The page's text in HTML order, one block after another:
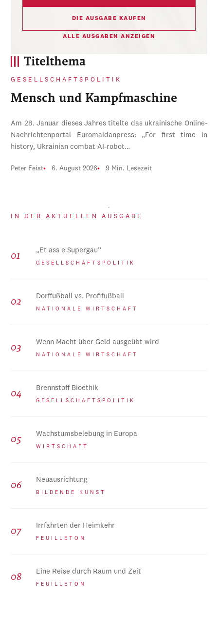
Titelthema
GESELLSCHAFTSPOLITIK
Mensch und Kampfmaschine
Am 28. Januar dieses Jahres titelte das ukrainische Online-
Nachrichtenportal Euromaidanpress: „For first time in
history, Ukrainian combat AI-robot…
Peter Feist 6. August 2026 9 Min. Lesezeit
IN DER AKTUELLEN AUSGABE
„Et ass e Supergau“
GESELLSCHAFTSPOLITIK
Dorffußball vs. Profifußball
NATIONALE WIRTSCHAFT
Wenn Macht über Geld ausgeübt wird
NATIONALE WIRTSCHAFT
Brennstoff Bioethik
GESELLSCHAFTSPOLITIK
Wachstumsbelebung in Europa
WIRTSCHAFT
Neuausrichtung
BILDENDE KUNST
Irrfahrten der Heimkehr
FEUILLETON
Eine Reise durch Raum und Zeit
FEUILLETON
DIE AUSGABE KAUFEN
ALLE AUSGABEN ANZEIGEN